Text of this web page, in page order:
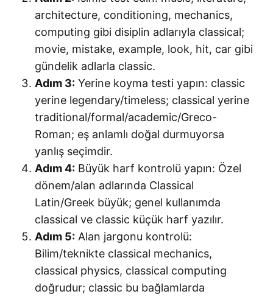
architecture, conditioning, mechanics,
computing gibi disiplin adlarıyla classical;
movie, mistake, example, look, hit, car gibi
gündelik adlarla classic.
Adım 3: Yerine koyma testi yapın: classic
yerine legendary/timeless; classical yerine
traditional/formal/academic/Greco-
Roman; eş anlamlı doğal durmuyorsa
yanlış seçimdir.
Adım 4: Büyük harf kontrolü yapın: Özel
dönem/alan adlarında Classical
Latin/Greek büyük; genel kullanımda
classical ve classic küçük harf yazılır.
Adım 5: Alan jargonu kontrolü:
Bilim/teknikte classical mechanics,
classical physics, classical computing
doğrudur; classic bu bağlamlarda